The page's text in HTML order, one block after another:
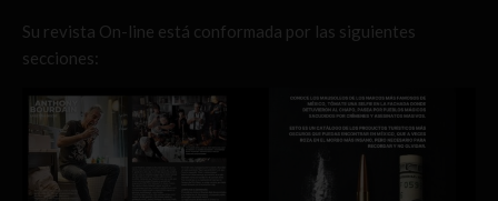
Su revista On-line está conformada por las siguientes
secciones: